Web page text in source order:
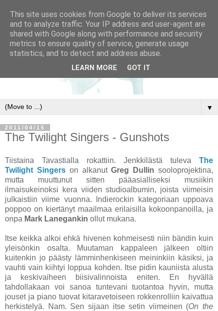
▼
2011/04/15
The Twilight Singers - Gunshots
Tiistaina Tavastialla rokattiin. Jenkkilästä tuleva The
Twilight Singerson alkanutGreg Dullin sooloprojektina,
mutta muuttunut sitten pääasialliseksi musiikin
ilmaisukeinoksi kera viiden studioalbumin, joista viimeisin
julkaistiin viime vuonna. Indierockin kategoriaan uppoava
poppoo on kiertänyt maailmaa erilaisilla kokoonpanoilla, ja
onpa Mark Lanegankin ollut mukana.
Itse keikka alkoi ehkä hivenen kohmeisesti niin bändin kuin
yleisönkin osalta. Muutaman kappaleen jälkeen oltiin
kuitenkin jo päästy lämminhenkiseen meininkiin käsiksi, ja
vauhti vain kiihtyi loppua kohden. Itse pidin kauniista alusta
ja keskivaiheen biisivalinnoista eniten. En hyvällä
tahdollakaan voi sanoa tuntevani tuotantoa hyvin, mutta
jouset ja piano tuovat kitaravetoiseen rokkenrolliin kaivattua
herkistelyä. Nam. Sen sijaan itse setin viimeinen (On the
This site uses cookies from Google to deliver its services
and to analyze traffic. Your IP address and user-agent are
shared with Google along with performance and security
metrics to ensure quality of service, generate usage
statistics, and to detect and address abuse.
LEARN MORE GOT IT